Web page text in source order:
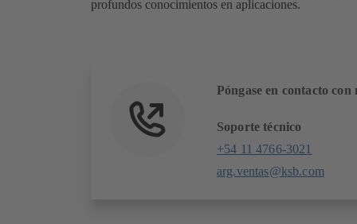
profundos conocimientos en aplicaciones.
Póngase en contacto con
Soporte técnico
+54 11 4766-3021
arg.ventas@ksb.com